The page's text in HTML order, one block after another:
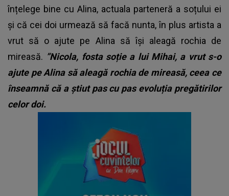
înțelege bine cu Alina, actuala parteneră a soțului ei
și că cei doi urmează să facă nunta, în plus artista a
vrut să o ajute pe Alina să își aleagă rochia de
mireasă. ”Nicola, fosta soție a lui Mihai, a vrut s-o
ajute pe Alina să aleagă rochia de mireasă, ceea ce
înseamnă că a știut pas cu pas evoluția pregătirilor
celor doi.